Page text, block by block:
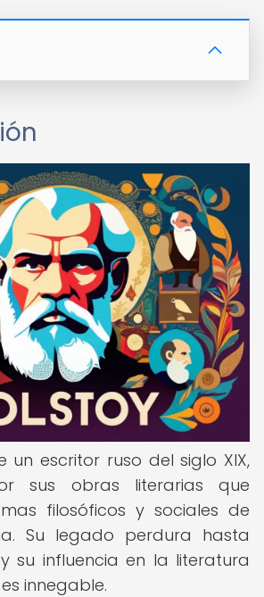
un escritor ruso del siglo XIX,
sus obras literarias que
filosóficos y sociales de
Su legado perdura hasta
su influencia en la literatura
innegable.